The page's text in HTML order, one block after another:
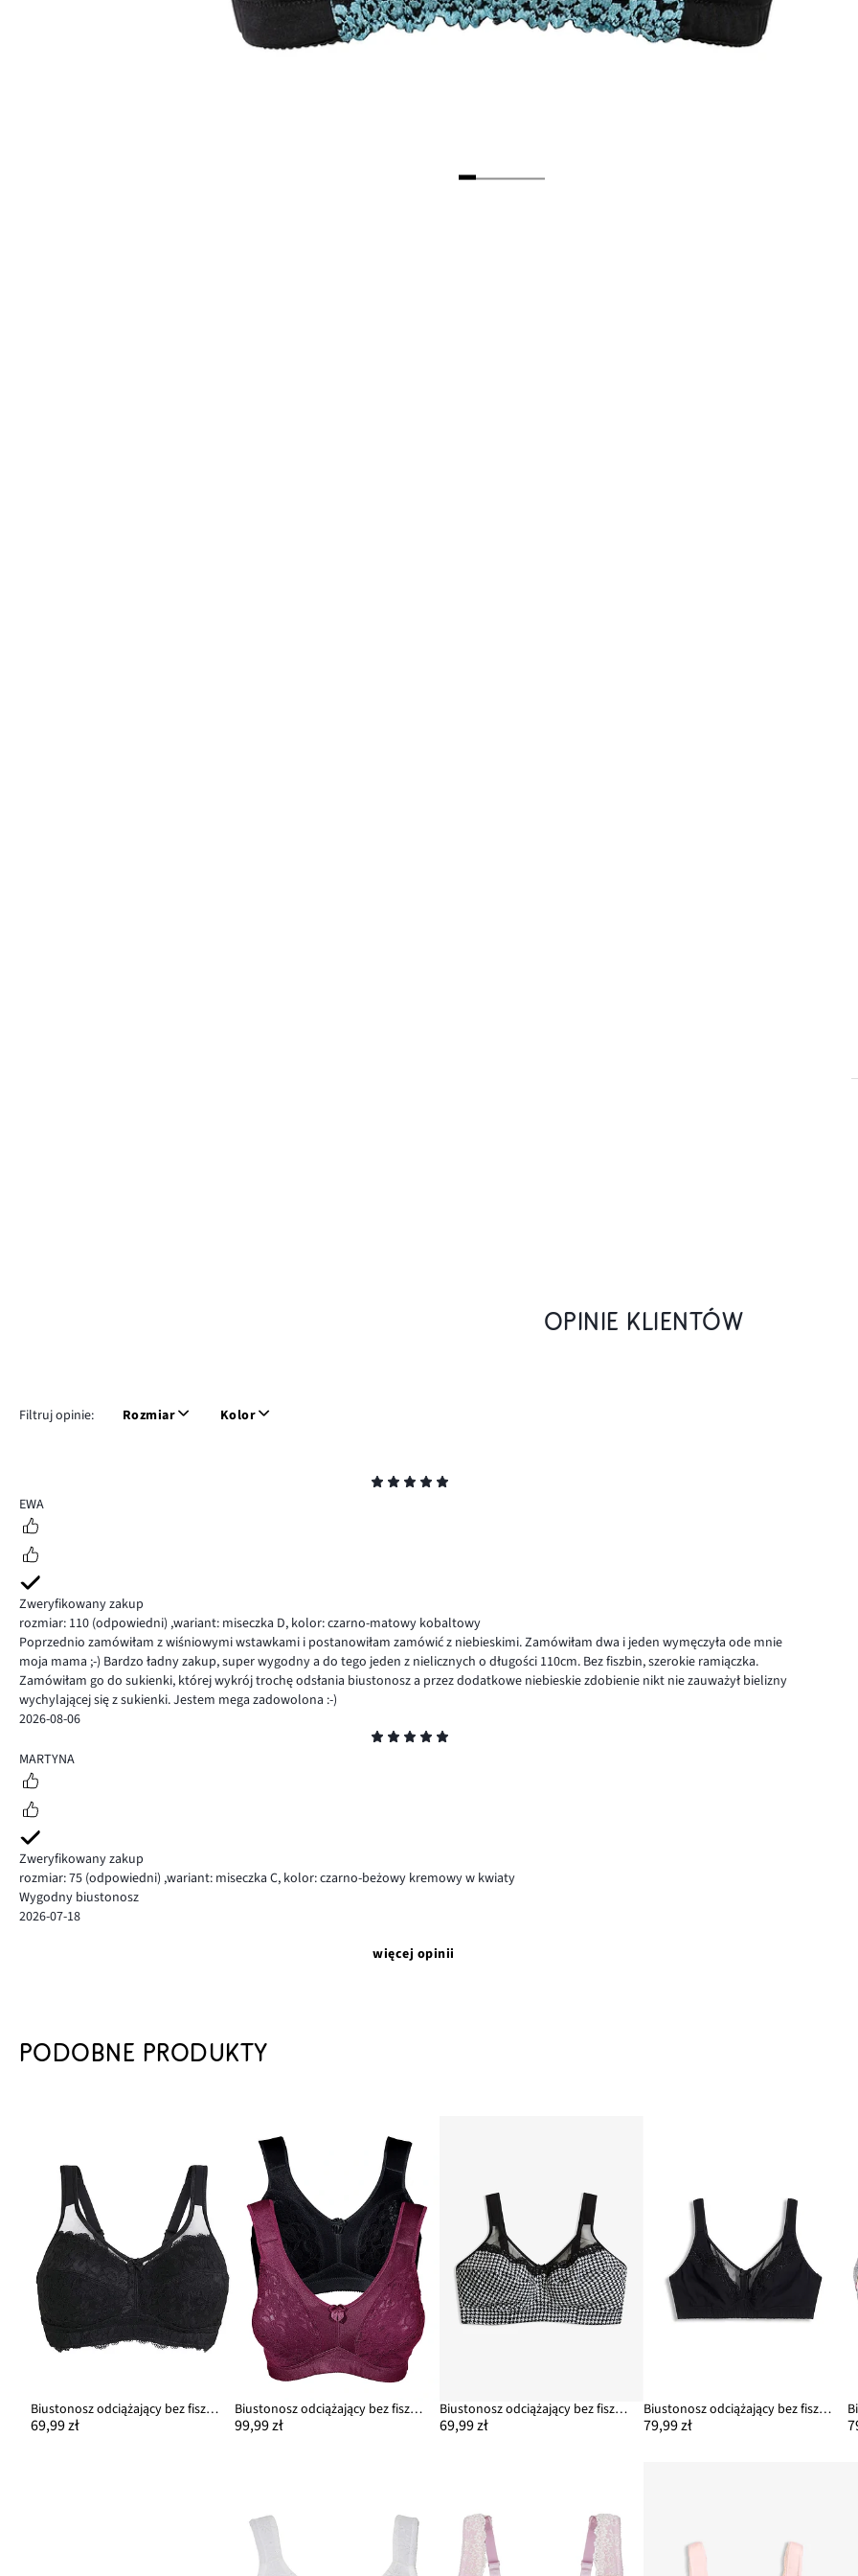
OPINIE KLIENTÓW
Filtruj opinie: Rozmiar Kolor
5
EWA
Zweryfikowany zakup
rozmiar: 110 (odpowiedni) ,wariant: miseczka D, kolor: czarno-matowy kobaltowy
Poprzednio zamówiłam z wiśniowymi wstawkami i postanowiłam zamówić z niebieskimi. Zamówiłam dwa i jeden wymęczyła ode mnie
moja mama ;-) Bardzo ładny zakup, super wygodny a do tego jeden z nielicznych o długości 110cm. Bez fiszbin, szerokie ramiączka.
Zamówiłam go do sukienki, której wykrój trochę odsłania biustonosz a przez dodatkowe niebieskie zdobienie nikt nie zauważył bielizny
wychylającej się z sukienki. Jestem mega zadowolona :-)
2026-08-06
5
MARTYNA
Zweryfikowany zakup
rozmiar: 75 (odpowiedni) ,wariant: miseczka C, kolor: czarno-beżowy kremowy w kwiaty
Wygodny biustonosz
2026-07-18
więcej opinii
PODOBNE PRODUKTY
Biustonosz odciążający bez fiszbinów z wyściełanymi ramiączkami
69,99 zł
Biustonosz odciążający bez fiszbinów z wyściełanymi ramiączkami (2 szt.)
99,99 zł
Biustonosz odciążający bez fiszbinów z wyściełanymi ramiączkami
69,99 zł
Biustonosz odciążający bez fiszbinów, z wygodną bawełną
79,99 zł